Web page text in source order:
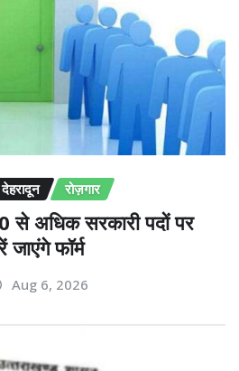
देहरादून रोज़गार
अधिक सरकारी पदों पर
जाएंगे फॉर्म
Aug 6, 2026